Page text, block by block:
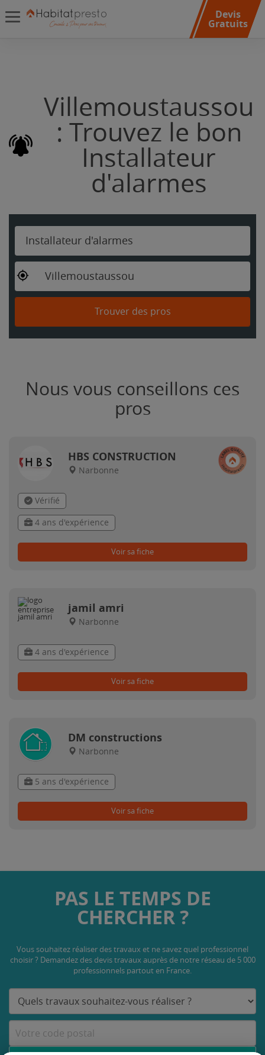
Devis
Gratuits
Villemoustaussou
: Trouvez le bon
Installateur
d'alarmes
Installateur d'alarmes
Villemoustaussou
Trouver des pros
Nous vous conseillons ces
pros
HBS CONSTRUCTION
Narbonne
Vérifié
4 ans d'expérience
Voir sa fiche
jamil amri
Narbonne
4 ans d'expérience
Voir sa fiche
DM constructions
Narbonne
5 ans d'expérience
Voir sa fiche
PAS LE TEMPS DE
CHERCHER ?
Vous souhaitez réaliser des travaux et ne savez quel professionnel
choisir ? Demandez des devis travaux auprès de notre réseau de 5 000
professionnels partout en France.